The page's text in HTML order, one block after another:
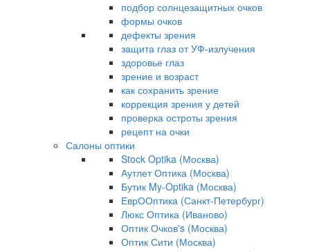
подбор солнцезащитных очков
формы очков
дефекты зрения
защита глаз от УФ-излучения
здоровье глаз
зрение и возраст
как сохранить зрение
коррекция зрения у детей
проверка остроты зрения
рецепт на очки
Салоны оптики
Stock Optika (Москва)
Аутлет Оптика (Москва)
Бутик My-Optika (Москва)
ЕврООптика (Санкт-Петербург)
Люкс Оптика (Иваново)
Оптик Очков's (Москва)
Оптик Сити (Москва)